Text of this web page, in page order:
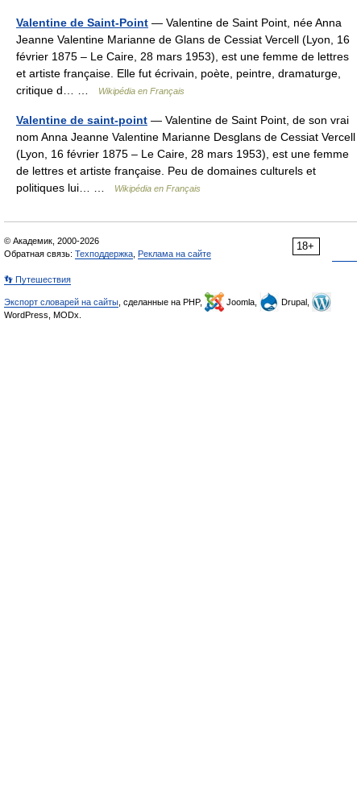
Valentine de Saint-Point — Valentine de Saint Point, née Anna
Jeanne Valentine Marianne de Glans de Cessiat Vercell (Lyon, 16
février 1875 – Le Caire, 28 mars 1953), est une femme de lettres
et artiste française. Elle fut écrivain, poète, peintre, dramaturge,
critique d… …
Wikipédia en Français
Valentine de saint-point — Valentine de Saint Point, de son vrai
nom Anna Jeanne Valentine Marianne Desglans de Cessiat Vercell
(Lyon, 16 février 1875 – Le Caire, 28 mars 1953), est une femme
de lettres et artiste française. Peu de domaines culturels et
politiques lui… …
Wikipédia en Français
18+
© Академик, 2000-2026
Обратная связь: Техподдержка Реклама на сайте
👣 Путешествия
Экспорт словарей на сайты , сделанные на PHP, Joomla,
Drupal,
WordPress, MODx.